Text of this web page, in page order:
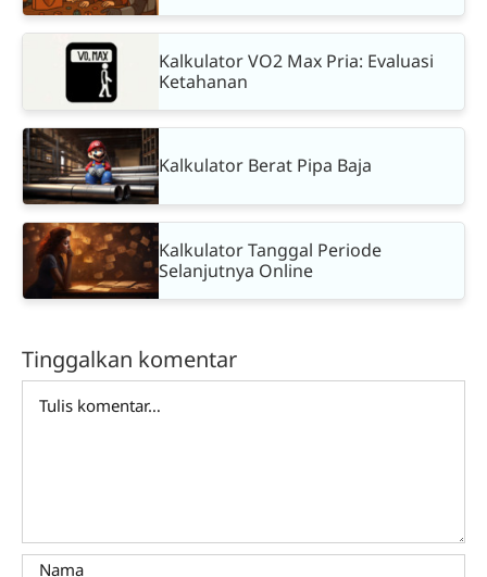
Kalkulator VO2 Max Pria: Evaluasi
Ketahanan
Kalkulator Berat Pipa Baja
Kalkulator Tanggal Periode
Selanjutnya Online
Tinggalkan komentar